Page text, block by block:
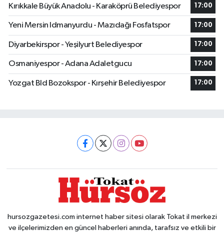
Kırıkkale Büyük Anadolu - Karaköprü Belediyespor 17:00
Yeni Mersin Idmanyurdu - Mazıdağı Fosfatspor 17:00
Diyarbekirspor - Yeşilyurt Belediyespor 17:00
Osmaniyespor - Adana Adaletgucu 17:00
Yozgat Bld Bozokspor - Kırşehir Belediyespor 17:00
hursozgazetesi.com internet haber sitesi olarak Tokat il merkezi
ve ilçelerimizden en güncel haberleri anında, tarafsız ve etkili bir